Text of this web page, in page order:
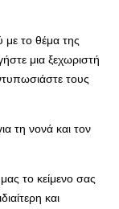
το θέμα της
μια ξεχωριστή
τους
τη νονά και τον
το κείμενο σας
και